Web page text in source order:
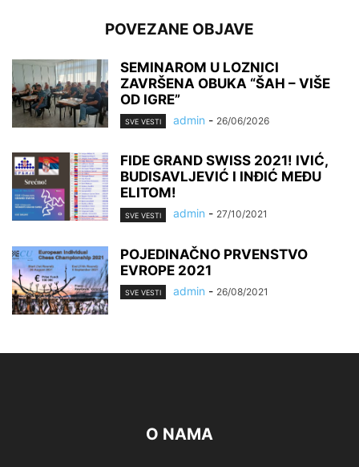
POVEZANE OBJAVE
SEMINAROM U LOZNICI
ZAVRŠENA OBUKA “ŠAH – VIŠE
OD IGRE”
SVE VESTI admin - 26/06/2026
FIDE GRAND SWISS 2021! IVIĆ,
BUDISAVLJEVIĆ I INĐIĆ MEĐU
ELITOM!
SVE VESTI admin - 27/10/2021
POJEDINAČNO PRVENSTVO
EVROPE 2021
SVE VESTI admin - 26/08/2021
O NAMA